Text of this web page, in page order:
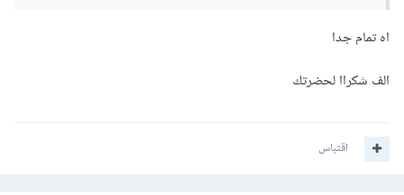
الفرضية البديلة: يوجد فرق بين متوسطي العينتين.اه تمام جدا
الف شكراا لحضرتك
اقتباس